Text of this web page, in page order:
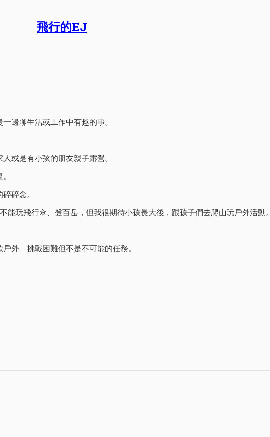
飛行的EJ
邊聊生活或工作中有趣的事。
或是有小孩的朋友親子露營。
碎念。
玩飛行傘、登百岳，但我很期待小孩長大後，跟孩子們去爬山玩戶外活動。
外、挑戰困難但不是不可能的任務。